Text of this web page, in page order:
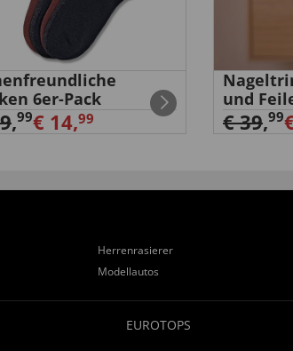
6er-Pack
,99€ 14,99
und
€ 39,99
Herrenrasierer
Modellautos
EUROTOPS